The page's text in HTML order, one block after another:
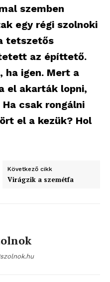
szemben
egy régi szolnoki
tetszetős
az építtető.
ha igen. Mert a
el akarták lopni,
csak rongálni
el a kezük? Hol
Következő cikk
Virágzik a szemétfa